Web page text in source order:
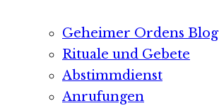
Geheimer Ordens Blog
Rituale und Gebete
Abstimmdienst
Anrufungen